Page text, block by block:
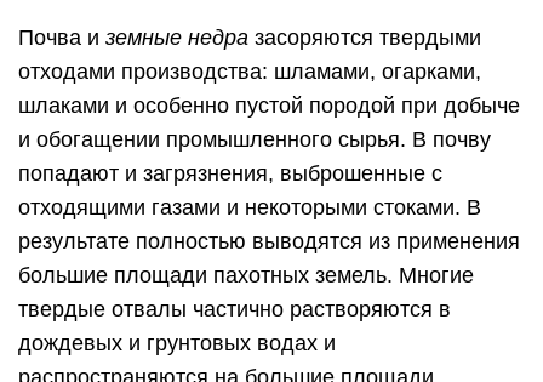
Почва и земные недра засоряются твердыми
отходами производства: шламами, огарками,
шлаками и особенно пустой породой при добыче
и обогащении промышленного сырья. В почву
попадают и загрязнения, выброшенные с
отходящими газами и некоторыми стоками. В
результате полностью выводятся из применения
большие площади пахотных земель. Многие
твердые отвалы частично растворяются в
дождевых и грунтовых водах и
распространяются на большие площади,